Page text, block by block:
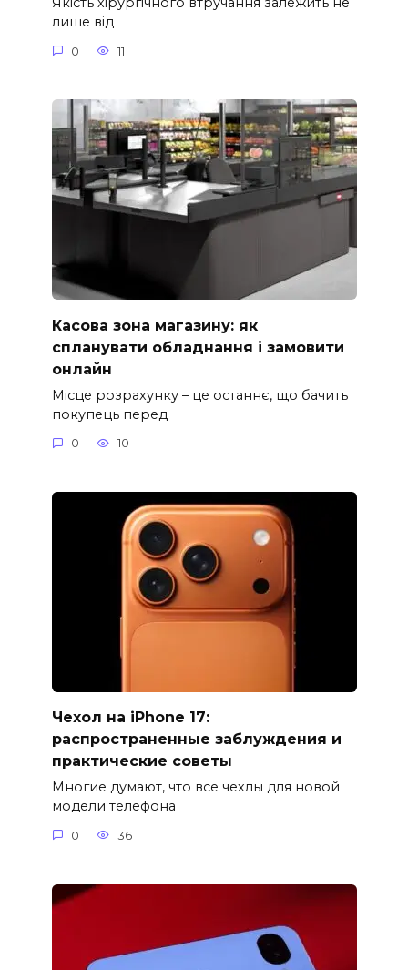
лише від
0 11
Касова зона магазину: як
спланувати обладнання і замовити
онлайн
Місце розрахунку – це останнє, що бачить
покупець перед
0 10
Чехол на iPhone 17:
распространенные заблуждения и
практические советы
Многие думают, что все чехлы для новой
модели телефона
0 36